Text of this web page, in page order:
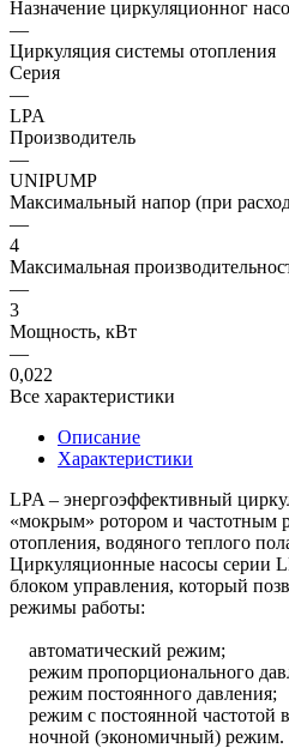
Назначение циркуляционног
—
Циркуляция системы отопления
Серия
—
LPA
Производитель
—
UNIPUMP
Максимальный напор (при
—
4
Максимальная
—
3
Мощность, кВт
—
0,022
Все характеристики
Описание
Характеристики
LPA – энергоэффективный
«мокрым» ротором и частотным
отопления, водяного теплого
Циркуляционные насосы серии
блоком управления, который
режимы работы:
автоматический режим;
режим пропорционального
режим постоянного давления;
режим с постоянной частотой
ночной (экономичный) режим.